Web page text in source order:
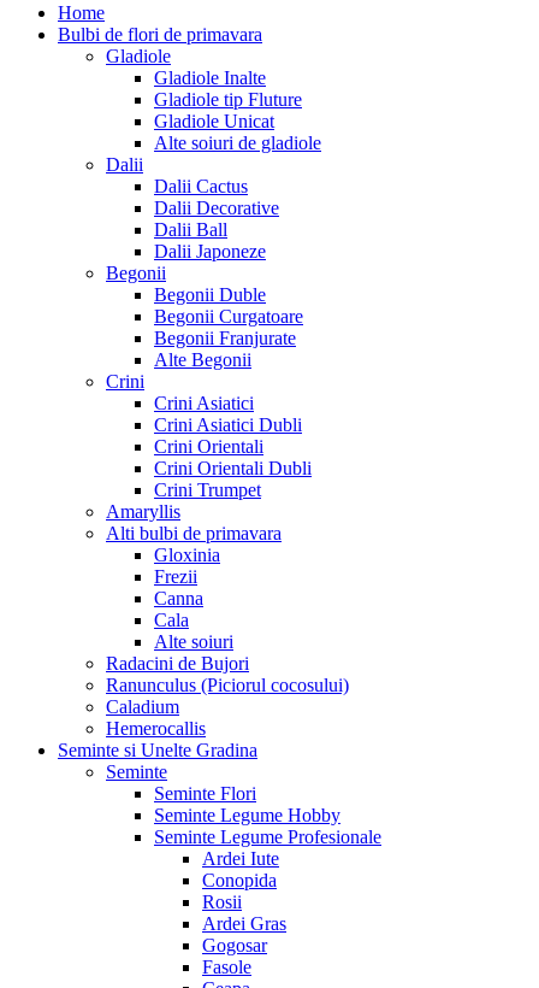
Home
Bulbi de flori de primavara
Gladiole
Gladiole Inalte
Gladiole tip Fluture
Gladiole Unicat
Alte soiuri de gladiole
Dalii
Dalii Cactus
Dalii Decorative
Dalii Ball
Dalii Japoneze
Begonii
Begonii Duble
Begonii Curgatoare
Begonii Franjurate
Alte Begonii
Crini
Crini Asiatici
Crini Asiatici Dubli
Crini Orientali
Crini Orientali Dubli
Crini Trumpet
Amaryllis
Alti bulbi de primavara
Gloxinia
Frezii
Canna
Cala
Alte soiuri
Radacini de Bujori
Ranunculus (Piciorul cocosului)
Caladium
Hemerocallis
Seminte si Unelte Gradina
Seminte
Seminte Flori
Seminte Legume Hobby
Seminte Legume Profesionale
Ardei Iute
Conopida
Rosii
Ardei Gras
Gogosar
Fasole